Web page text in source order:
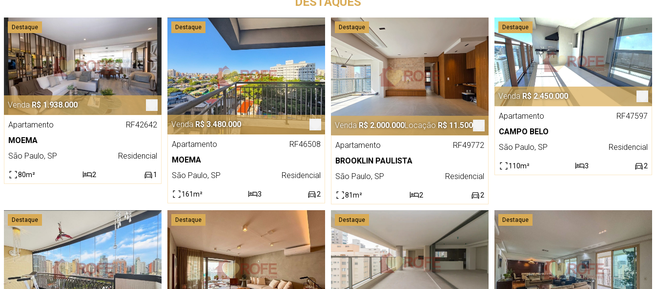
Destaque
Venda R$ 1.938.000
Apartamento
RF42642
MOEMA
São Paulo, SP
Residencial
80m² 2 1
Destaque
Venda R$ 3.480.000
Apartamento
RF46508
MOEMA
São Paulo, SP
Residencial
161m² 3 2
Destaque
Venda R$ 2.000.000Locação R$ 11.500
Apartamento
RF49772
BROOKLIN PAULISTA
São Paulo, SP
Residencial
81m² 2 2
Destaque
Venda R$ 2.450.000
Apartamento
RF47597
CAMPO BELO
São Paulo, SP
Residencial
110m² 3 2
Destaque Destaque Destaque Destaque